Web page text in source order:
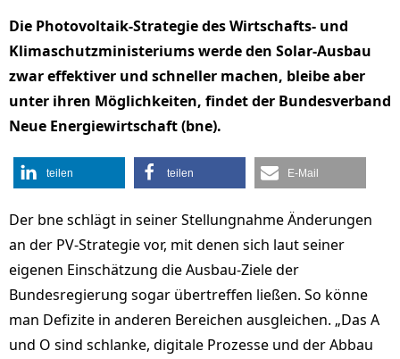
Die Photovoltaik-Strategie des Wirtschafts- und
Klimaschutzministeriums werde den Solar-Ausbau
zwar effektiver und schneller machen, bleibe aber
unter ihren Möglichkeiten, findet der Bundesverband
Neue Energiewirtschaft (bne).
teilen teilen E-Mail
Der bne schlägt in seiner Stellungnahme Änderungen
an der PV-Strategie vor, mit denen sich laut seiner
eigenen Einschätzung die Ausbau-Ziele der
Bundesregierung sogar übertreffen ließen. So könne
man Defizite in anderen Bereichen ausgleichen. „Das A
und O sind schlanke, digitale Prozesse und der Abbau